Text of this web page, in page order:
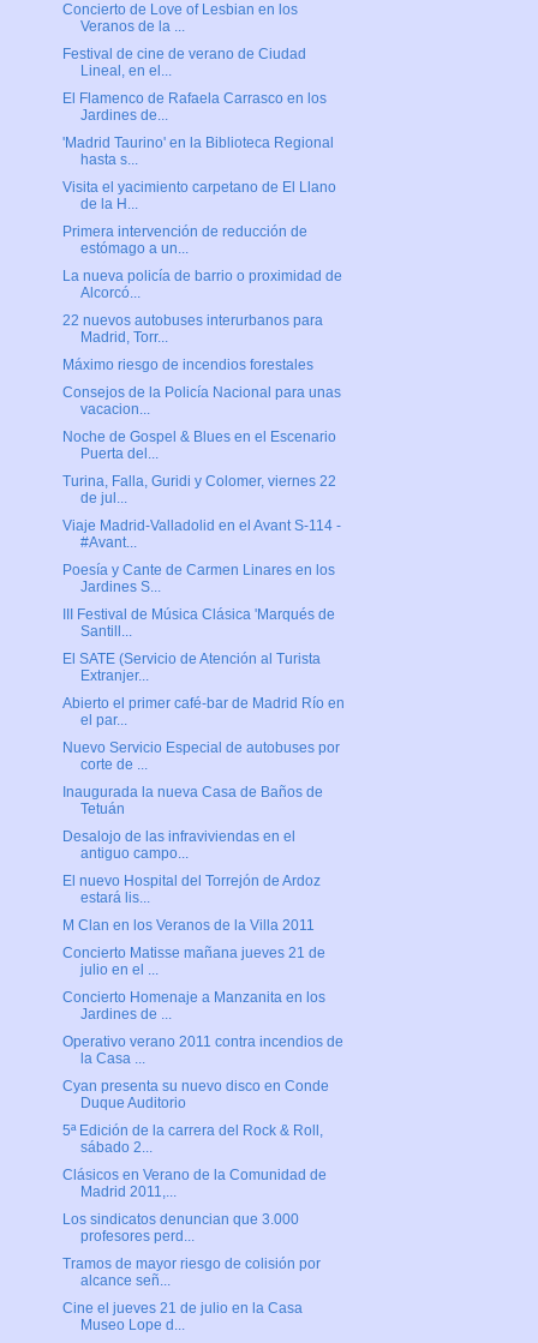
Concierto de Love of Lesbian en los
Veranos de la ...
Festival de cine de verano de Ciudad
Lineal, en el...
El Flamenco de Rafaela Carrasco en los
Jardines de...
'Madrid Taurino' en la Biblioteca Regional
hasta s...
Visita el yacimiento carpetano de El Llano
de la H...
Primera intervención de reducción de
estómago a un...
La nueva policía de barrio o proximidad de
Alcorcó...
22 nuevos autobuses interurbanos para
Madrid, Torr...
Máximo riesgo de incendios forestales
Consejos de la Policía Nacional para unas
vacacion...
Noche de Gospel & Blues en el Escenario
Puerta del...
Turina, Falla, Guridi y Colomer, viernes 22
de jul...
Viaje Madrid-Valladolid en el Avant S-114 -
#Avant...
Poesía y Cante de Carmen Linares en los
Jardines S...
III Festival de Música Clásica 'Marqués de
Santill...
El SATE (Servicio de Atención al Turista
Extranjer...
Abierto el primer café-bar de Madrid Río en
el par...
Nuevo Servicio Especial de autobuses por
corte de ...
Inaugurada la nueva Casa de Baños de
Tetuán
Desalojo de las infraviviendas en el
antiguo campo...
El nuevo Hospital del Torrejón de Ardoz
estará lis...
M Clan en los Veranos de la Villa 2011
Concierto Matisse mañana jueves 21 de
julio en el ...
Concierto Homenaje a Manzanita en los
Jardines de ...
Operativo verano 2011 contra incendios de
la Casa ...
Cyan presenta su nuevo disco en Conde
Duque Auditorio
5ª Edición de la carrera del Rock & Roll,
sábado 2...
Clásicos en Verano de la Comunidad de
Madrid 2011,...
Los sindicatos denuncian que 3.000
profesores perd...
Tramos de mayor riesgo de colisión por
alcance señ...
Cine el jueves 21 de julio en la Casa
Museo Lope d...